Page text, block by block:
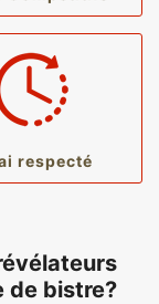
respecté
de bistre?